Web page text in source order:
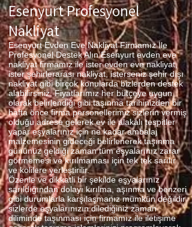
Esenyurt Profesyonel
Nakliyat
Esenyurt Evden Eve Nakliyat Firmamız İle
Profesyonel Destek Alın Esenyurt evden eve
nakliyat firmamız ile ister evden eve nakliyat,
ister şehirlerarası nakliyat, isterseniz şehir dışı
nakliyat gibi birçok konularda bizlerden destek
alabilirsiniz. Fiyatlarımız her bütçeye uygun
olarak belirlendiği gibi taşınma tarihinizden bir
hafta önce firma personellerimiz sizlerin vermiş
olduğu adrese gelerek ev ile alakalı tespitler
yapar eşyalarınız için ne kadar ambalaj
malzemesinin gideceği belirlenerek taşınma
gününüz geldiği zaman tüm eşyalarınız zarar
görmemesi ve kırılmaması için tek tek sarılır
ve kolilere yerleştirilir.
Özenle ve dikkatli bir şekilde eşyalarınız
sarıldığından dolayı kırılma, aşınma ve benzeri
gibi durumlarla karşılaşmanız mümkün değildir
sizlerde eşyalarınızın dilediğiniz zaman
diliminde taşınması için firmamız ile iletişime